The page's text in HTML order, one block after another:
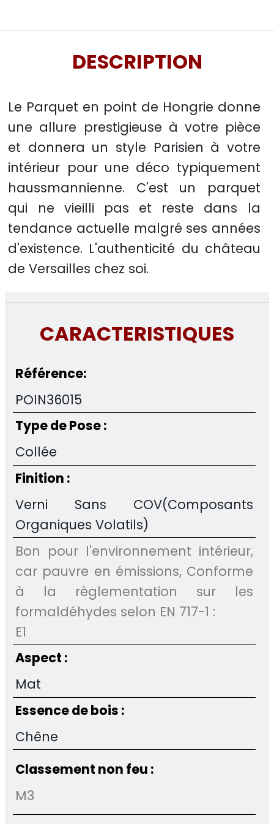
DESCRIPTION
Le Parquet en point de Hongrie donne
une allure prestigieuse à votre pièce
et donnera un style Parisien à votre
intérieur pour une déco typiquement
haussmannienne. C'est un parquet
qui ne vieilli pas et reste dans la
tendance actuelle malgré ses années
d'existence. L'authenticité du château
de Versailles chez soi.
CARACTERISTIQUES
Référence:
POIN36015
Type de Pose :
Collée
Finition :
Verni Sans COV(Composants
Organiques Volatils)
Bon pour l'environnement intérieur,
car pauvre en émissions, Conforme
à la règlementation sur les
formaldéhydes selon EN 717-1 :
E1
Aspect :
Mat
Essence de bois :
Chêne
Classement non feu :
M3